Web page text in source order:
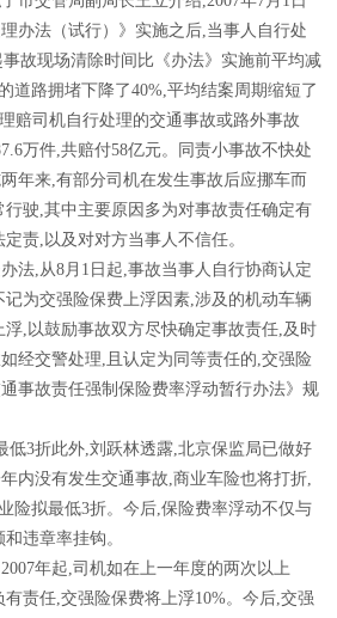
办法（试行）》实施之后,当事人自行处
故现场清除时间比《办法》实施前平均减
道路拥堵下降了40%,平均结案周期缩短了
赔司机自行处理的交通事故或路外事故
万件,共赔付58亿元。同责小事故不快处
年来,有部分司机在发生事故后应挪车而
驶,其中主要原因多为对事故责任确定有
责,以及对对方当事人不信任。
法,从8月1日起,事故当事人自行协商认定
为交强险保费上浮因素,涉及的机动车辆
,以鼓励事故双方尽快确定事故责任,及时
经交警处理,且认定为同等责任的,交强险
事故责任强制保险费率浮动暂行办法》规
低3折此外,刘跃林透露,北京保监局已做好
内没有发生交通事故,商业车险也将打折,
险拟最低3折。今后,保险费率浮动不仅与
违章率挂钩。
年起,司机如在上一年度的两次以上
有责任,交强险保费将上浮10%。今后,交强